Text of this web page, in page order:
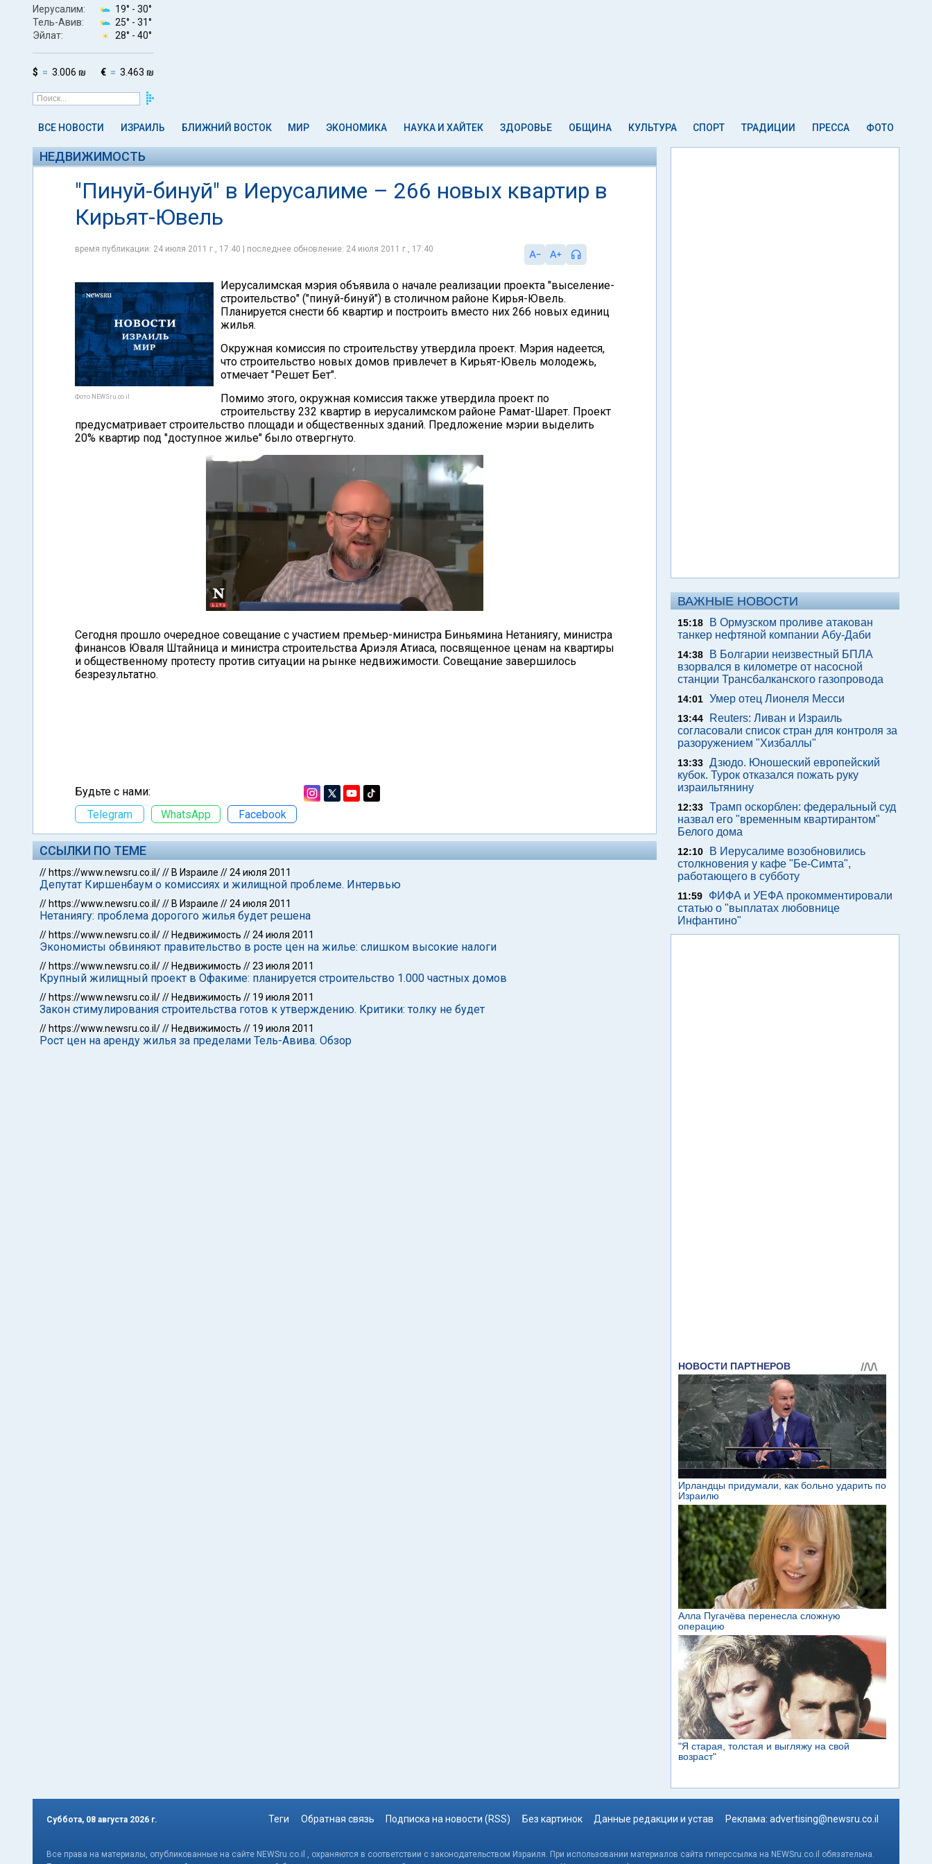
Иерусалим: 19° - 30°
Тель-Авив:
25° - 31°
Эйлат:
28° - 40°
$ 3.006 ₪ € 3.463 ₪
ВСЕ НОВОСТИ ИЗРАИЛЬ БЛИЖНИЙ ВОСТОК МИР ЭКОНОМИКА НАУКА И ХАЙТЕК ЗДОРОВЬЕ ОБЩИНА КУЛЬТУРА СПОРТ ТРАДИЦИИ ПРЕССА ФОТО
НЕДВИЖИМОСТЬ
"Пинуй-бинуй" в Иерусалиме – 266 новых квартир в
Кирьят-Ювель
время публикации: 24 июля 2011 г., 17:40 | последнее обновление: 24 июля 2011 г., 17:40
Фото NEWSru.co.il
Иерусалимская мэрия объявила о начале реализации проекта "выселение-
строительство" ("пинуй-бинуй") в столичном районе Кирья-Ювель.
Планируется снести 66 квартир и построить вместо них 266 новых единиц
жилья.
Окружная комиссия по строительству утвердила проект. Мэрия надеется,
что строительство новых домов привлечет в Кирьят-Ювель молодежь,
отмечает "Решет Бет".
Помимо этого, окружная комиссия также утвердила проект по
строительству 232 квартир в иерусалимском районе Рамат-Шарет. Проект
предусматривает строительство площади и общественных зданий. Предложение мэрии выделить
20% квартир под "доступное жилье" было отвергнуто.
Сегодня прошло очередное совещание с участием премьер-министра Биньямина Нетаниягу, министра
финансов Юваля Штайница и министра строительства Ариэля Атиаса, посвященное ценам на квартиры
и общественному протесту против ситуации на рынке недвижимости. Совещание завершилось
безрезультатно.
Будьте с нами:
Telegram
WhatsApp Facebook
ССЫЛКИ ПО ТЕМЕ
// https://www.newsru.co.il/// В Израиле //24 июля 2011
Депутат Киршенбаум о комиссиях и жилищной проблеме. Интервью
// https://www.newsru.co.il/// В Израиле //24 июля 2011
Нетаниягу: проблема дорогого жилья будет решена
// https://www.newsru.co.il/// Недвижимость //24 июля 2011
Экономисты обвиняют правительство в росте цен на жилье: слишком высокие налоги
// https://www.newsru.co.il/// Недвижимость //23 июля 2011
Крупный жилищный проект в Офакиме: планируется строительство 1.000 частных домов
// https://www.newsru.co.il/// Недвижимость // 19 июля 2011
Закон стимулирования строительства готов к утверждению. Критики: толку не будет
// https://www.newsru.co.il/// Недвижимость // 19 июля 2011
Рост цен на аренду жилья за пределами Тель-Авива. Обзор
ВАЖНЫЕ НОВОСТИ
15:18
В Ормузском проливе атакован
танкер нефтяной компании Абу-Даби
14:38
В Болгарии неизвестный БПЛА
взорвался в километре от насосной
станции Трансбалканского газопровода
14:01 Умер отец Лионеля Месси
13:44
Reuters: Ливан и Израиль
согласовали список стран для контроля за
разоружением "Хизбаллы"
13:33 Дзюдо. Юношеский европейский
кубок. Турок отказался пожать руку
израильтянину
12:33 Трамп оскорблен: федеральный суд
назвал его "временным квартирантом"
Белого дома
12:10
В Иерусалиме возобновились
столкновения у кафе "Бе-Симта",
работающего в субботу
11:59
ФИФА и УЕФА прокомментировали
статью о "выплатах любовнице
Инфантино"
Суббота, 08 августа 2026 г. Теги Обратная связь Подписка на новости (RSS) Без картинок Данные редакции и устав Реклама: advertising@newsru.co.il
Все права на материалы, опубликованные на сайте NEWSru.co.il , охраняются в соответствии с законодательством Израиля. При использовании материалов сайта гиперссылка на NEWSru.co.il обязательна.